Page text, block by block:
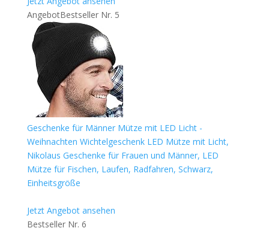
AngebotBestseller Nr. 5
Geschenke für Männer Mütze mit LED Licht -
Weihnachten Wichtelgeschenk LED Mütze mit Licht,
Nikolaus Geschenke für Frauen und Männer, LED
Mütze für Fischen, Laufen, Radfahren, Schwarz,
Einheitsgröße
Jetzt Angebot ansehen
Bestseller Nr. 6